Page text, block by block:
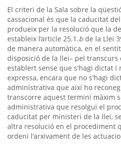
El criteri de la Sala sobre la
cassacional és que la caducitat
produeix per la resolució que la
estableix l’article 25.1.b de la Llei
de manera automàtica, en el
disposició de la llei– pel
establert sense que s'hagi dictat i
expressa, encara que no s'hagi
administrativa que així ho
transcorre aquest termini màxim
administrativa que resolgui el
caducitat per ministeri de la llei,
altra resolució en el procediment
ordeni l'arxivament de les